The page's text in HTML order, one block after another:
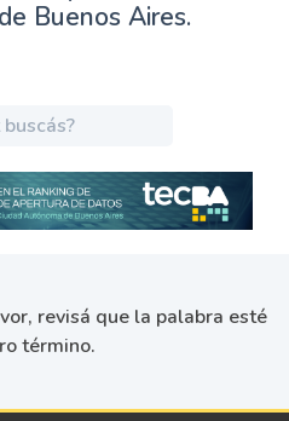
Buenos Aires.
revisá que la palabra esté
término.